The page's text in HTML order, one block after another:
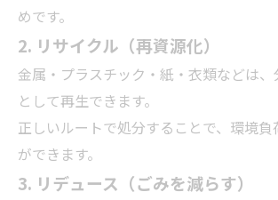
めです。
2. リサイクル（再資源化）
金属・プラスチック・紙・衣類などは
として再生できます。
正しいルートで処分することで、環境負
ができます。
3. リデュース（ごみを減らす）